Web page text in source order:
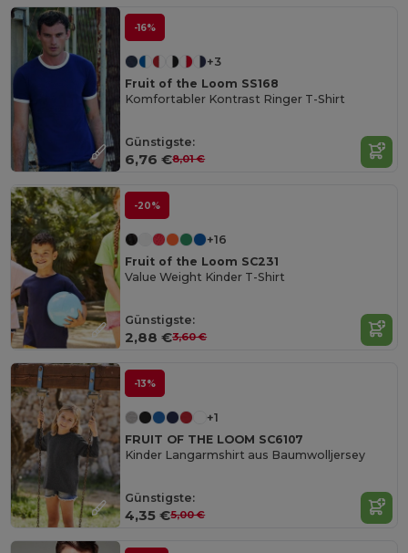
-16%
+3
Fruit of the Loom SS168
Komfortabler Kontrast Ringer T-Shirt
Günstigste:
6,76 €8,01 €
-20%
+16
Fruit of the Loom SC231
Value Weight Kinder T-Shirt
Günstigste:
2,88 €3,60 €
-13%
+1
FRUIT OF THE LOOM SC6107
Kinder Langarmshirt aus Baumwolljersey
Günstigste:
4,35 €5,00 €